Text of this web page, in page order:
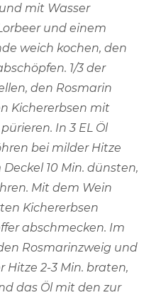
mit Wasser
und einem
weich kochen, den
1/3 der
den Rosmarin
Kichererbsen mit
In 3 EL Öl
bei milder Hitze
10 Min. dünsten,
Mit dem Wein
Kichererbsen
abschmecken. Im
Rosmarinzweig und
2-3 Min. braten,
das Öl mit den zur